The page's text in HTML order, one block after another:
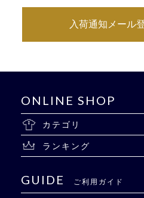
入荷通知メール
ONLINE SHOP
カテゴリ
ランキング
GUIDE ご利用ガイド